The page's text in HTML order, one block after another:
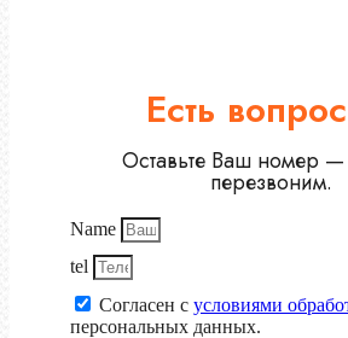
Есть
Оставьте Ваш номер
перезвоним.
Name
tel
Согласен с условиями
персональных данных.